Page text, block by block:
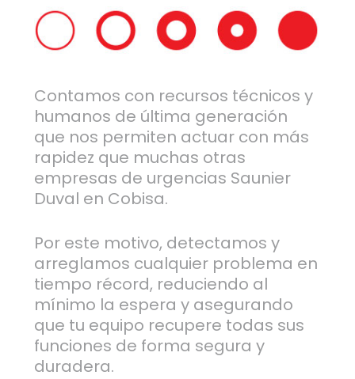
Contamos con recursos técnicos y
humanos de última generación
que nos permiten actuar con más
rapidez que muchas otras
empresas de urgencias Saunier
Duval en Cobisa.
Por este motivo, detectamos y
arreglamos cualquier problema en
tiempo récord, reduciendo al
mínimo la espera y asegurando
que tu equipo recupere todas sus
funciones de forma segura y
duradera.